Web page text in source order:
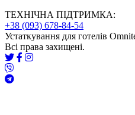
ТЕХНІЧНА ПІДТРИМКА:
+38 (093) 678-84-54
Устаткування для готелів
Всі права захищені.